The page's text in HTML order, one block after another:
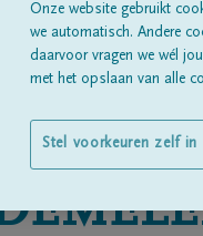
Onze website gebruikt
we automatisch. Andere
daarvoor vragen we wél
met het opslaan van alle
Stel voorkeuren zelf in